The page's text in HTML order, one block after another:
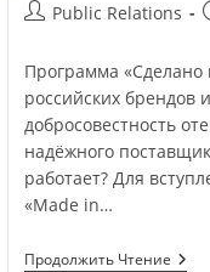
Public Relations
Программа
российских брендов
добросовестность
надёжного
работает? Для
«Made in…
Продолжить Чтение